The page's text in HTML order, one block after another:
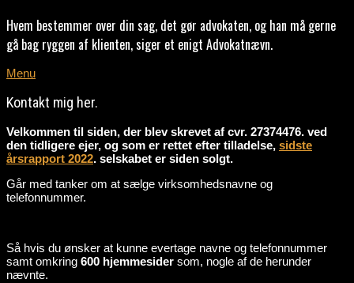
Hvem bestemmer over din sag, det gør advokaten, og han må gerne
gå bag ryggen af klienten, siger et enigt Advokatnævn.
Menu
Kontakt mig her.
Velkommen til siden, der blev skrevet af cvr. 27374476. ved
den tidligere ejer, og som er rettet efter tilladelse, sidste
årsrapport 2022. selskabet er siden solgt.
Går med tanker om at sælge virksomhedsnavne og
telefonnummer.
Så hvis du ønsker at kunne evertage navne og telefonnummer
samt omkring 600 hjemmesider som, nogle af de herunder
nævnte.